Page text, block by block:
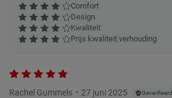
Comfort
Design
Kwaliteit
Prijs kwaliteit verhouding
Rachel Gummels 27 juni 2025 Geverifieerd